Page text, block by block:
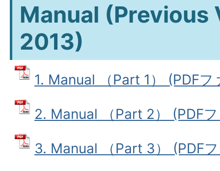
Manual (Previous
2013)
1. Manual （Part 1） (PDFフ
2. Manual （Part 2） (PDF
3. Manual （Part 3） (PDF